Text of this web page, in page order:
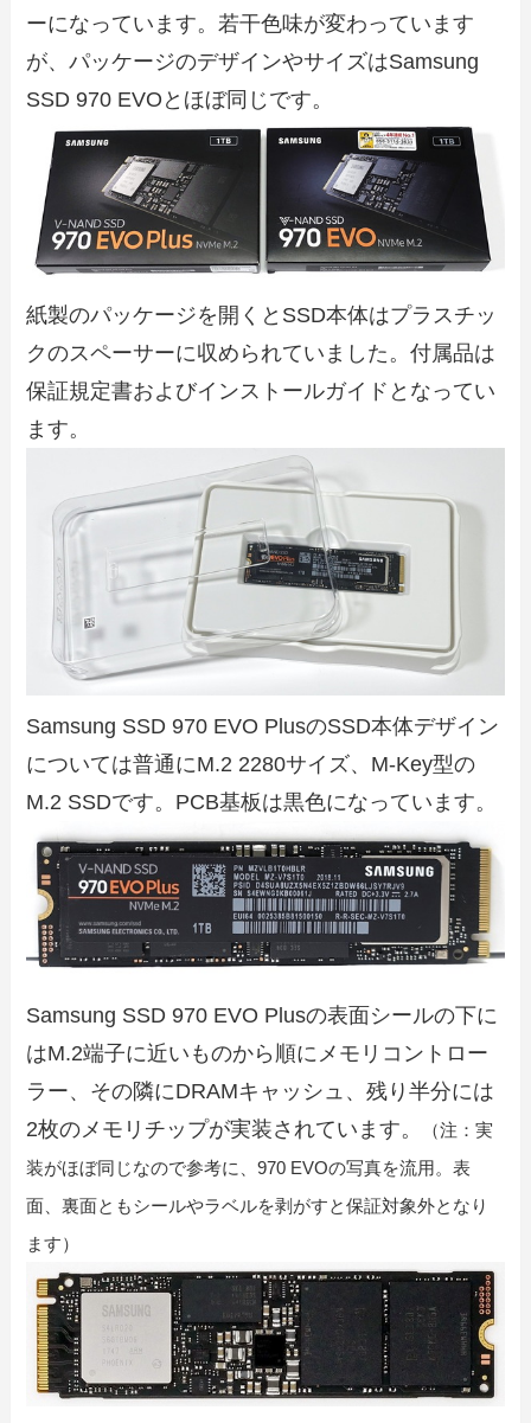
ーになっています。若干色味が変わっています
が、パッケージのデザインやサイズはSamsung
SSD 970 EVOとほぼ同じです。
紙製のパッケージを開くとSSD本体はプラスチッ
クのスペーサーに収められていました。付属品は
保証規定書およびインストールガイドとなってい
ます。
Samsung SSD 970 EVO PlusのSSD本体デザイン
については普通にM.2 2280サイズ、M-Key型の
M.2 SSDです。PCB基板は黒色になっています。
Samsung SSD 970 EVO Plusの表面シールの下に
はM.2端子に近いものから順にメモリコントロー
ラー、その隣にDRAMキャッシュ、残り半分には
2枚のメモリチップが実装されています。
（注：実
装がほぼ同じなので参考に、970 EVOの写真を流用。表
面、裏面ともシールやラベルを剥がすと保証対象外となり
ます）